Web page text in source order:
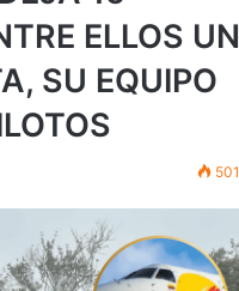
ELLOS UN
SU EQUIPO
501